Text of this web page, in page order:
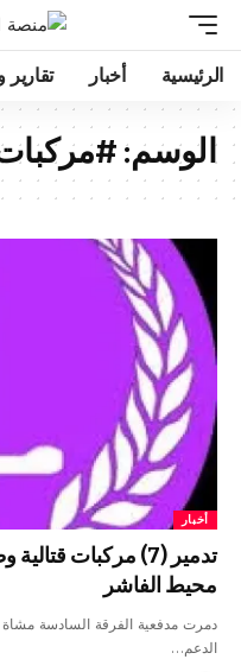
الرئيسية أخبار تقارير
الوسم:
أخبار
تدمير (7) مركبات
محيط الفاشر
الدعم…